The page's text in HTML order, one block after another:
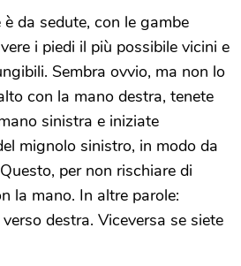
da sedute, con le gambe
i piedi il più possibile vicini e
Sembra ovvio, ma non lo
con la mano destra, tenete
sinistra e iniziate
mignolo sinistro, in modo da
per non rischiare di
la mano. In altre parole:
destra. Viceversa se siete